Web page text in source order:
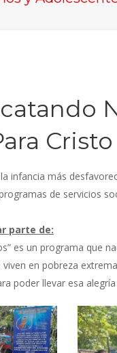
Cristo
infancia más
de servicios
parte de:
es un programa que
en pobreza
poder llevar esa